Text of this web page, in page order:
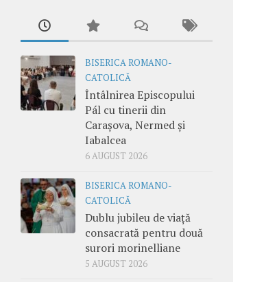
BISERICA ROMANO-
CATOLICĂ
Întâlnirea Episcopului
Pál cu tinerii din
Carașova, Nermed și
Iabalcea
6 AUGUST 2026
BISERICA ROMANO-
CATOLICĂ
Dublu jubileu de viață
consacrată pentru două
surori morinelliane
5 AUGUST 2026